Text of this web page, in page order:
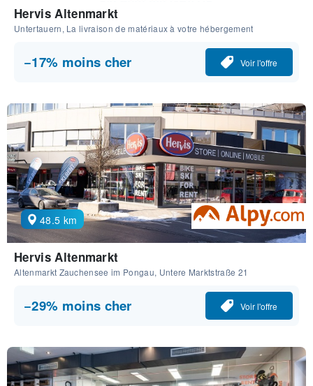
Hervis Altenmarkt
Untertauern, La livraison de matériaux à votre hébergement
−17% moins cher Voir l'offre
48.5 km
Hervis Altenmarkt
Altenmarkt Zauchensee im Pongau, Untere Marktstraße 21
−29% moins cher Voir l'offre